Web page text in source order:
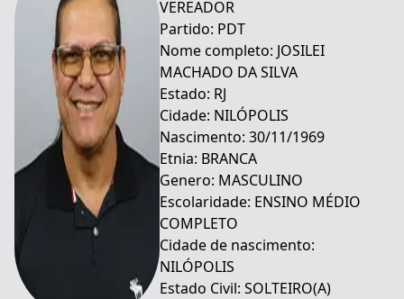
VEREADOR
Partido: PDT
Nome completo: JOSILEI
MACHADO DA SILVA
Estado: RJ
Cidade: NILÓPOLIS
Nascimento: 30/11/1969
Etnia: BRANCA
Genero: MASCULINO
Escolaridade: ENSINO MÉDIO
COMPLETO
Cidade de nascimento:
NILÓPOLIS
Estado Civil: SOLTEIRO(A)